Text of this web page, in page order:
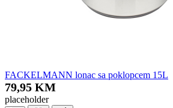
FACKELMANN lonac sa poklopcem 15L
79,95 KM
placeholder